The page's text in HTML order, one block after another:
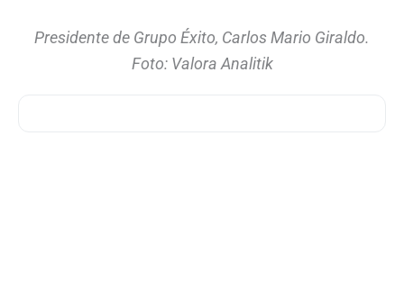
Presidente de Grupo Éxito, Carlos Mario Giraldo.
Foto: Valora Analitik